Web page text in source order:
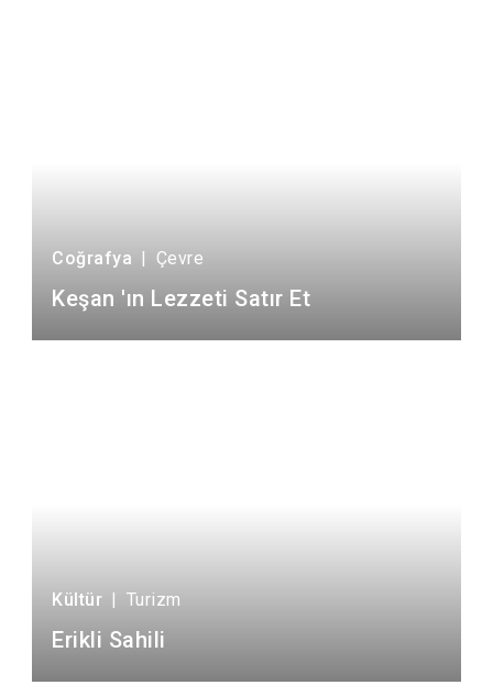
Coğrafya | Çevre
Keşan 'ın Lezzeti Satır Et
Kültür | Turizm
Erikli Sahili